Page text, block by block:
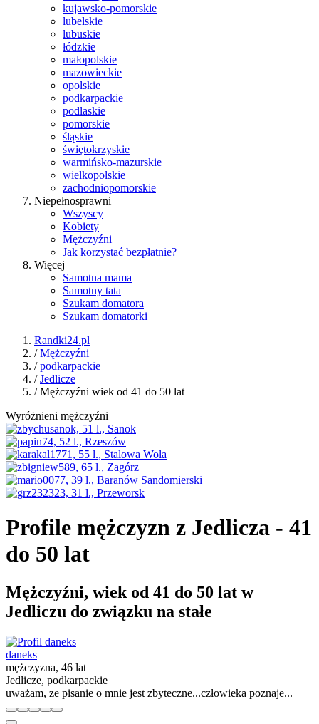
kujawsko-pomorskie
lubelskie
lubuskie
łódzkie
małopolskie
mazowieckie
opolskie
podkarpackie
podlaskie
pomorskie
śląskie
świętokrzyskie
warmińsko-mazurskie
wielkopolskie
zachodniopomorskie
Niepełnosprawni
Wszyscy
Kobiety
Mężczyźni
Jak korzystać bezpłatnie?
Więcej
Samotna mama
Samotny tata
Szukam domatora
Szukam domatorki
Randki24.pl
/Mężczyźni
/podkarpackie
/Jedlicze
/ Mężczyźni wiek od 41 do 50 lat
Wyróżnieni mężczyźni
Profile mężczyzn z Jedlicza - 41
do 50 lat
Mężczyźni, wiek od 41 do 50 lat w
Jedliczu do związku na stałe
daneks
mężczyzna, 46 lat
Jedlicze, podkarpackie
uważam, ze pisanie o mnie jest zbyteczne...człowieka poznaje...